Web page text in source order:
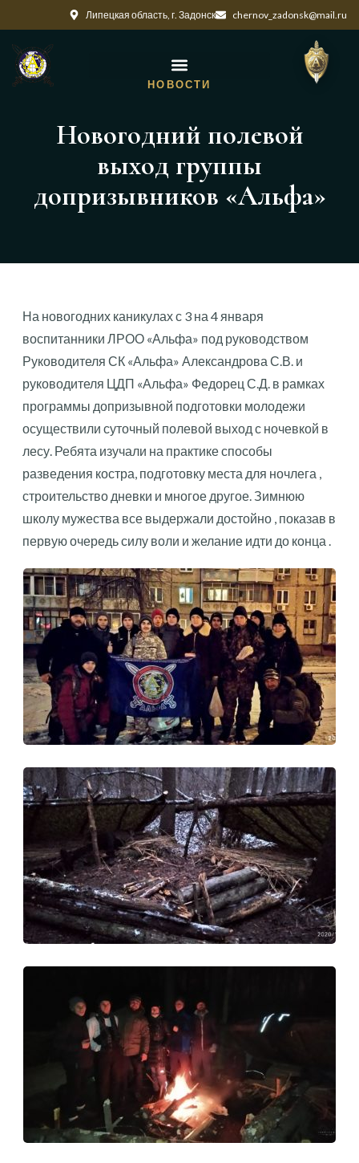
Липецкая область, г. Задонск chernov_zadonsk@mail.ru
НОВОСТИ
Новогодний полевой
выход группы
допризывников «Альфа»
На новогодних каникулах с 3 на 4 января
воспитанники ЛРОО «Альфа» под руководством
Руководителя СК «Альфа» Александрова С.В. и
руководителя ЦДП «Альфа» Федорец С.Д. в рамках
программы допризывной подготовки молодежи
осуществили суточный полевой выход с ночевкой в
лесу. Ребята изучали на практике способы
разведения костра, подготовку места для ночлега ,
строительство дневки и многое другое. Зимнюю
школу мужества все выдержали достойно , показав в
первую очередь силу воли и желание идти до конца .